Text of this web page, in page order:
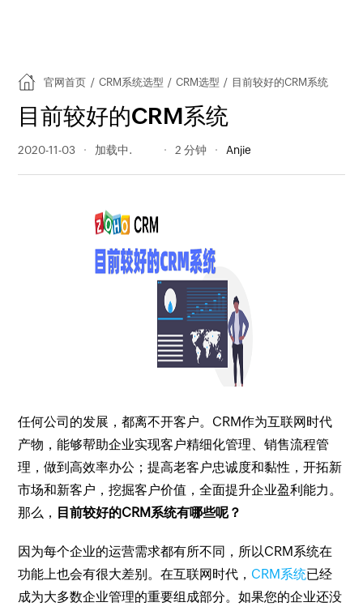
官网首页 / CRM系统选型 / CRM选型 / 目前较好的CRM系统
目前较好的CRM系统
2020-11-03 2212 阅读量 2 分钟 Anjie
任何公司的发展，都离不开客户。CRM作为互联网时代
产物，能够帮助企业实现客户精细化管理、销售流程管
理，做到高效率办公；提高老客户忠诚度和黏性，开拓新
市场和新客户，挖掘客户价值，全面提升企业盈利能力。
那么， 目前较好的CRM系统有哪些呢？
因为每个企业的运营需求都有所不同，所以CRM系统在
功能上也会有很大差别。在互联网时代， CRM系统已经
成为大多数企业管理的重要组成部分。如果您的企业还没